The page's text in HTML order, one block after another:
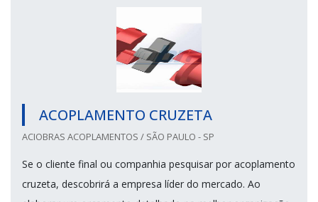
ACOPLAMENTO CRUZETA
ACIOBRAS ACOPLAMENTOS / SÃO PAULO - SP
Se o cliente final ou companhia pesquisar por acoplamento
cruzeta, descobrirá a empresa líder do mercado. Ao